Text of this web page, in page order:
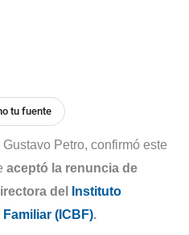
tu fuente
Petro, confirmó este
aceptó la renuncia de
del
Instituto
(ICBF).